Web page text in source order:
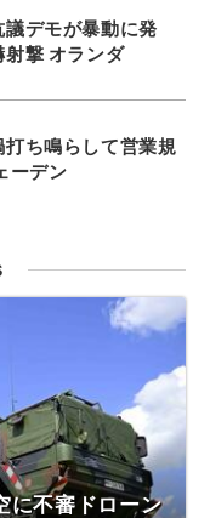
議デモが暴動に発
射撃 オランダ
ち鳴らして営業規
ーデン
に不審ドローン